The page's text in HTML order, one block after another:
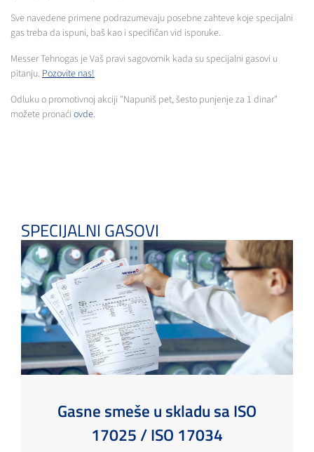
Sve navedene primene podrazumevaju posebne zahteve koje specijalni
gas treba da ispuni, baš kao i specifičan vid isporuke.
Messer Tehnogas je Vaš pravi sagovornik kada su specijalni gasovi u
pitanju. Pozovite nas!
Odluku o promotivnoj akciji "Napuniš pet, šesto punjenje za 1 dinar"
možete pronaći ovde.
SPECIJALNI GASOVI
Gasne smeše u skladu sa ISO
17025 / ISO 17034